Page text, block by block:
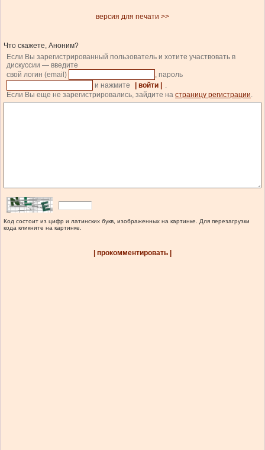
версия для печати >>
Что скажете, Аноним?
Если Вы зарегистрированный пользователь и хотите участвовать в
дискуссии — введите
свой логин (email)
, пароль
и нажмите
| войти |
.
Если Вы еще не зарегистрировались, зайдите на страницу регистрации.
Код состоит из цифр и латинских букв, изображенных на картинке. Для перезагрузки
кода кликните на картинке.
| прокомментировать |